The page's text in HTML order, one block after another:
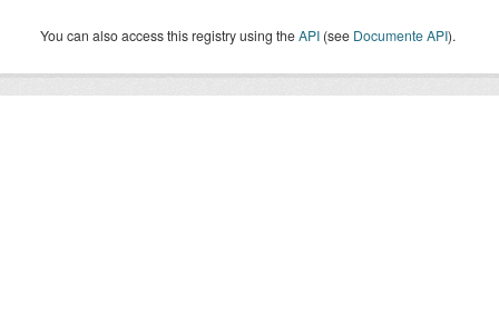
You can also access this registry using theAPI (see Documente API).